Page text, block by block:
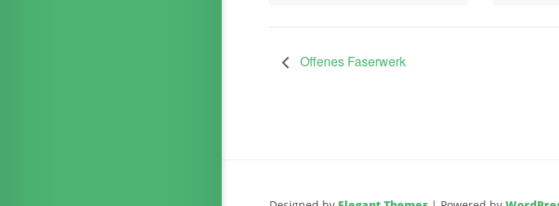
Offenes Faserwerk